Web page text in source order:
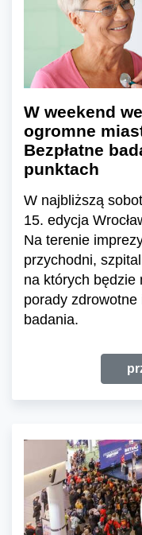
W weekend
ogromne
Bezpłatne
punktach
W najbliższą
15. edycja
Na terenie
przychodni,
na których będzie
porady
badania.